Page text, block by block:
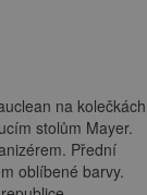
na kolečkách
stolům Mayer.
Přední
oblíbené barvy.